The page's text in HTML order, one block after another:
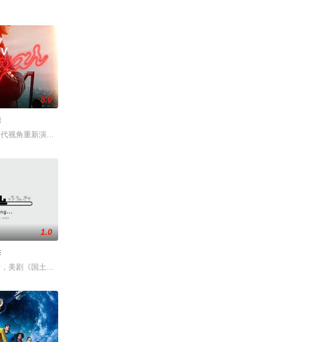
的丈夫过着看似完美的生活——直到疑虑开始在她心中滋生。随
忆却已丧失，而地堡正从叛乱中恢复，并面临着新的危险威胁。过去，记者H
8.0
代视角重新演绎了文学、电影和电视史上最受欢迎且意义重大的题材之一——私家侦探故事
月11日播出。随着Brokenwood的谋杀
丽·马瑟森日渐康复，但其相关记忆仍旧支离破碎，这对索尔·贝伦森而言是个问题。作为美
1.0
美剧《国土安全》第六季的故事将回到美国纽约，在近日举行的TCA冬季会议上，播出单